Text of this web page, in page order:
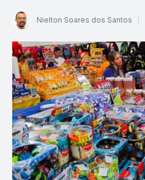
Nielton Soares dos Santos